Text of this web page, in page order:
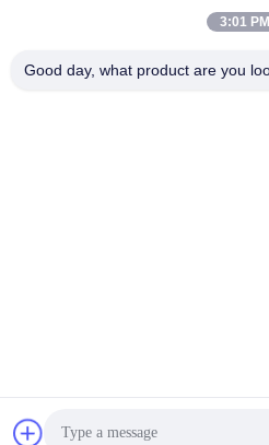
GUANGDONG SHANAN
3:01 PM
Good day, what product are you